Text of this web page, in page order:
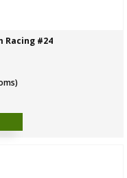
Racing #24